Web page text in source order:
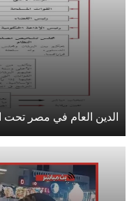
الدين العام في مصر تحت